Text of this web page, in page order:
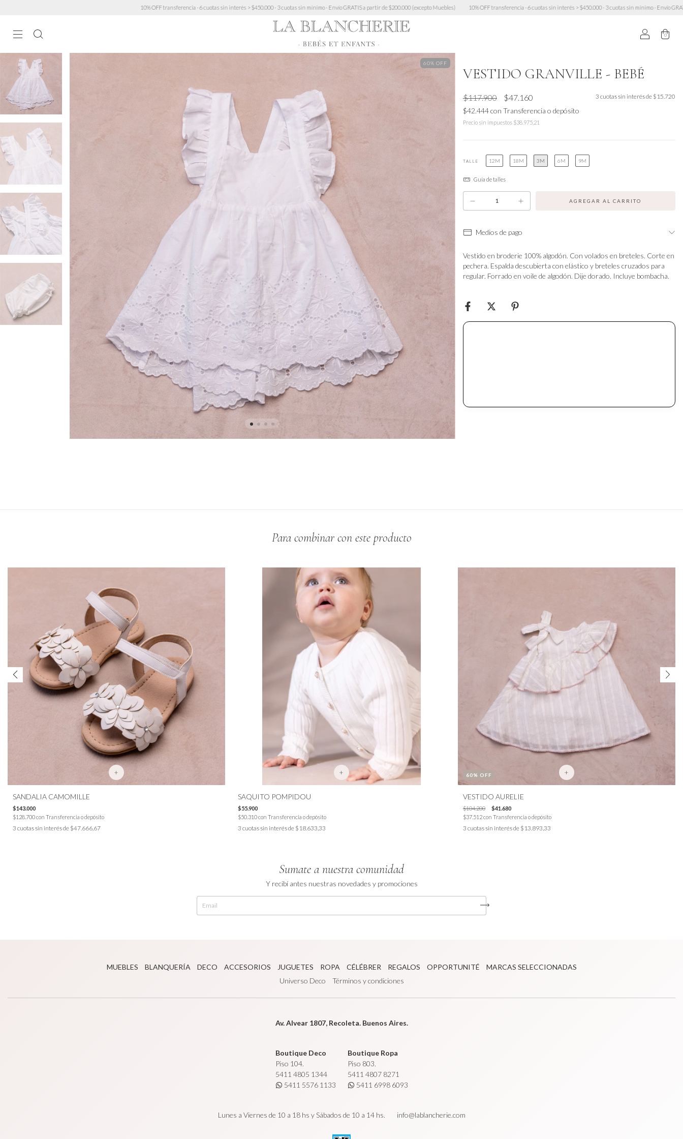
10% OFF transferencia · 6 cuotas sin interés > $450.000 · 3 cuotas sin mínimo · Envío GRATIS a partir de $200.000 (excepto Muebles) 10% OFF transferencia · 6 cuotas sin interés > $450.000 · 3 cuotas sin mínimo · Envío GRATIS a partir de
0
60% OFF
VESTIDO GRANVILLE - BEBÉ
$117.900 $47.160
$42.444con Transferencia o depósito
Precio sin impuestos $38.975,21
3 cuotas sin interés de $15.720
TALLE 12M 18M 3M 6M 9M
Guía de talles
Medios de pago
Vestido en broderie 100% algodón. Con volados en breteles. Corte en
pechera. Espalda descubierta con elástico y breteles cruzados para
regular. Forrado en voile de algodón. Dije dorado. Incluye bombacha.
Para combinar con este producto
+
SANDALIA CAMOMILLE
$143.000
$128.700con Transferencia o depósito
3 cuotas sin interés de $47.666,67
+
SAQUITO POMPIDOU
$55.900
$50.310con Transferencia o depósito
3 cuotas sin interés de $18.633,33
60% OFF +
VESTIDO AURELIE
$104.200
$41.680
$37.512con Transferencia o depósito
3 cuotas sin interés de $13.893,33
Sumate a nuestra comunidad
Y recibí antes nuestras novedades y promociones
MUEBLES BLANQUERÍA DECO ACCESORIOS JUGUETES ROPA CÉLÉBRER REGALOS OPPORTUNITÉ
MARCAS SELECCIONADAS
Universo Deco
Términos y condiciones
Av. Alvear 1807, Recoleta. Buenos Aires.
Boutique Deco
Piso 104.
5411 4805 1344
5411 5576 1133
Boutique Ropa
Piso 803.
5411 4807 8271
5411 6998 6093
Lunes a Viernes de 10 a 18 hs y Sábados de 10 a 14 hs. info@lablancherie.com